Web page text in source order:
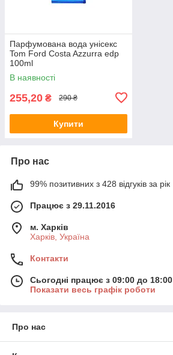
Парфумована вода унісекс
Tom Ford Costa Azzurra edp
100ml
В наявності
255,20 ₴ 290 ₴
Купити
Про нас
99% позитивних з 428 відгуків за рік
Працює з 29.11.2016
м. Харків
Харків, Україна
Контакти
Сьогодні працює з 09:00 до 18:00
Показати весь графік роботи
Про нас